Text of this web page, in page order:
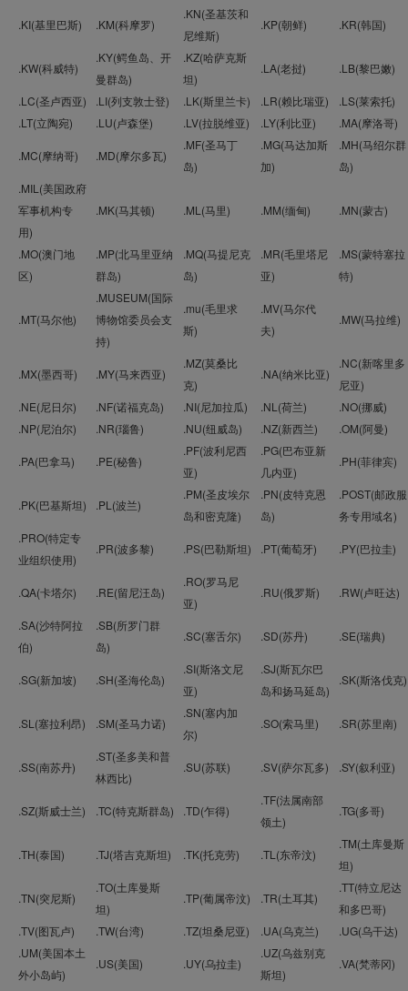
.KI(基里巴斯) .KM(科摩罗)
.KN(圣基茨和
尼维斯)
.KP(朝鲜) .KR(韩国)
.KW(科威特)
.KY(鳄鱼岛、开
曼群岛)
.KZ(哈萨克斯
坦)
.LA(老挝) .LB(黎巴嫩)
.LC(圣卢西亚) .LI(列支敦士登) .LK(斯里兰卡) .LR(赖比瑞亚)
.LS(莱索托)
.LT(立陶宛)
.LU(卢森堡) .LV(拉脱维亚) .LY(利比亚) .MA(摩洛哥)
.MC(摩纳哥) .MD(摩尔多瓦)
.MF(圣马丁
岛)
.MG(马达加斯
加)
.MH(马绍尔群
岛)
.MIL(美国政府
军事机构专
用)
.MK(马其顿) .ML(马里) .MM(缅甸) .MN(蒙古)
.MO(澳门地
区)
.MP(北马里亚纳
群岛)
.MQ(马提尼克
岛)
.MR(毛里塔尼
亚)
.MS(蒙特塞拉
特)
.MT(马尔他)
.MUSEUM(国际
博物馆委员会支
持)
.mu(毛里求
斯)
.MV(马尔代
夫)
.MW(马拉维)
.MX(墨西哥) .MY(马来西亚)
.MZ(莫桑比
克)
.NA(纳米比亚)
.NC(新喀里多
尼亚)
.NE(尼日尔)
.NF(诺福克岛) .NI(尼加拉瓜) .NL(荷兰)
.NO(挪威)
.NP(尼泊尔)
.NR(瑙鲁) .NU(纽威岛) .NZ(新西兰) .OM(阿曼)
.PA(巴拿马) .PE(秘鲁)
.PF(波利尼西
亚)
.PG(巴布亚新
几内亚)
.PH(菲律宾)
.PK(巴基斯坦) .PL(波兰)
.PM(圣皮埃尔
岛和密克隆)
.PN(皮特克恩
岛)
.POST(邮政服
务专用域名)
.PRO(特定专
业组织使用)
.PR(波多黎) .PS(巴勒斯坦) .PT(葡萄牙) .PY(巴拉圭)
.QA(卡塔尔) .RE(留尼汪岛)
.RO(罗马尼
亚)
.RU(俄罗斯) .RW(卢旺达)
.SA(沙特阿拉
伯)
.SB(所罗门群
岛)
.SC(塞舌尔) .SD(苏丹) .SE(瑞典)
.SG(新加坡) .SH(圣海伦岛)
.SI(斯洛文尼
亚)
.SJ(斯瓦尔巴
岛和扬马延岛)
.SK(斯洛伐克)
.SL(塞拉利昂) .SM(圣马力诺)
.SN(塞内加
尔)
.SO(索马里) .SR(苏里南)
.SS(南苏丹)
.ST(圣多美和普
林西比)
.SU(苏联) .SV(萨尔瓦多) .SY(叙利亚)
.SZ(斯威士兰) .TC(特克斯群岛) .TD(乍得)
.TF(法属南部
领土)
.TG(多哥)
.TH(泰国) .TJ(塔吉克斯坦) .TK(托克劳) .TL(东帝汶)
.TM(土库曼斯
坦)
.TN(突尼斯)
.TO(土库曼斯
坦)
.TP(葡属帝汶) .TR(土耳其)
.TT(特立尼达
和多巴哥)
.TV(图瓦卢)
.TW(台湾) .TZ(坦桑尼亚) .UA(乌克兰)
.UG(乌干达)
.UM(美国本土
外小岛屿)
.US(美国) .UY(乌拉圭)
.UZ(乌兹别克
斯坦)
.VA(梵蒂冈)